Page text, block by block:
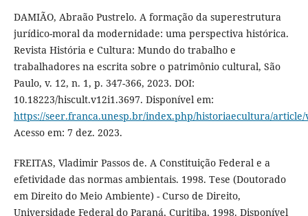
DAMIÃO, Abraão Pustrelo. A formação da superestrutura
jurídico-moral da modernidade: uma perspectiva histórica.
Revista História e Cultura: Mundo do trabalho e
trabalhadores na escrita sobre o patrimônio cultural, São
Paulo, v. 12, n. 1, p. 347-366, 2023. DOI:
10.18223/hiscult.v12i1.3697. Disponível em:
https://seer.franca.unesp.br/index.php/historiaecultura/article/
Acesso em: 7 dez. 2023.
FREITAS, Vladimir Passos de. A Constituição Federal e a
efetividade das normas ambientais. 1998. Tese (Doutorado
em Direito do Meio Ambiente) - Curso de Direito,
Universidade Federal do Paraná, Curitiba, 1998. Disponível